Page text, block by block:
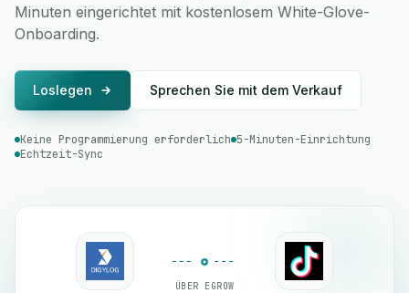
Minuten eingerichtet mit kostenlosem White-Glove-
Onboarding.
Loslegen Sprechen Sie mit dem Verkauf
Keine Programmierung erforderlich 5-Minuten-Einrichtung
Echtzeit-Sync
ÜBER EGROW